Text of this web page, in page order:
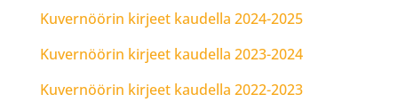
Kuvernöörin kirjeet kaudella 2024-2025
Kuvernöörin kirjeet kaudella 2023-2024
Kuvernöörin kirjeet kaudella 2022-2023